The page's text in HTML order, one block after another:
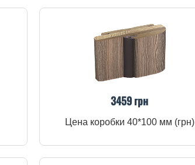
3459 грн
Цена коробки 40*100 мм (грн)